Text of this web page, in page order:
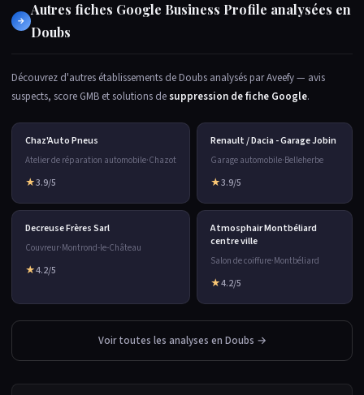
→
Autres fiches Google Business Profile analysées en
Doubs
Découvrez d'autres établissements de Doubs analysés par Aveefy — avis
suspects, score GMB et solutions desuppression de fiche Google.
Chaz'Auto Pneus
Atelier de réparation automobile·Chazot
★3.9/5
Renault / Dacia - Garage Jobin
Garage automobile·Belleherbe
★3.9/5
Decreuse Frères Sarl
Couvreur·Montrond-le-Château
★4.2/5
Atmosphair Montbéliard
centre ville
Salon de coiffure·Montbéliard
★4.2/5
Voir toutes les analyses en Doubs →